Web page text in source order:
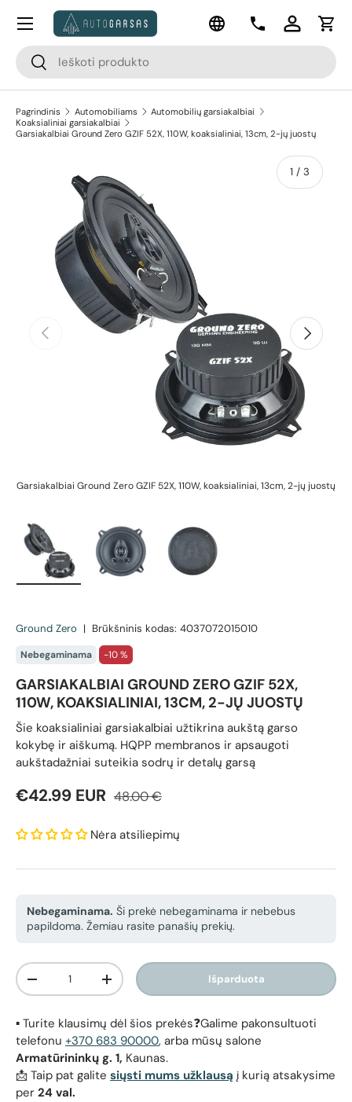
Pereiti prie turinio
Paieška
Paieška
Kalba
KontaktaiPrisijungti
Meniu
Pagrindinis Automobiliams
Automobilių garsiakalbiai
Koaksialiniai garsiakalbiai
Garsiakalbiai Ground Zero GZIF 52X, 110W, koaksialiniai, 13cm, 2-jų juostų
Pereiti prie prekės informacijos
Garsiakalbiai Ground Zero GZIF 52X, 110W, koaksialiniai, 13cm, 2-jų juostų
Ankstesnis
1 / apie
3
Kitas
Ground Zero | Brūkšninis kodas: 4037072015010
Nebegaminama -10 %
GARSIAKALBIAI GROUND ZERO GZIF 52X,
110W, KOAKSIALINIAI, 13CM, 2-JŲ JUOSTŲ
Šie koaksialiniai garsiakalbiai užtikrina aukštą garso
kokybę ir aiškumą. HQPP membranos ir apsaugoti
aukštadažniai suteikia sodrų ir detalų garsą
Pardavimo kaina
€42.99 EUR Reguliari kaina
48.00 €
Nėra atsiliepimų
Nebegaminama. Ši prekė nebegaminama ir nebebus
papildoma. Žemiau rasite panašių prekių.
Kiekis
Sumažinti kiekįPadidinti kiekį Išparduota
▪️ Turite klausimų dėl šios prekės❓Galime pakonsultuoti
telefonu +370 683 90000, arba mūsų salone
Armatūrininkų g. 1, Kaunas.
📩 Taip pat galite siųsti mums užklausą į kurią atsakysime
per 24 val.